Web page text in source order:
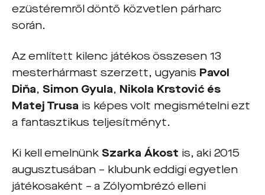
ezüstéremről döntő közvetlen párharc
során.
Az említett kilenc játékos összesen 13
mesterhármast szerzett, ugyanis Pavol
Diňa, Simon Gyula, Nikola Krstović és
Matej Trusa is képes volt megismételni ezt
a fantasztikus teljesítményt.
Ki kell emelnünk Szarka Ákost is, aki 2015
augusztusában – klubunk eddigi egyetlen
játékosaként – a Zólyombrézó elleni